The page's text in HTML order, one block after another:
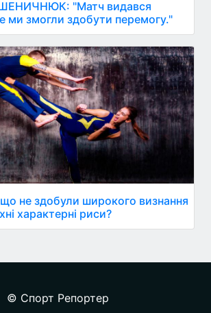
"Матч видався
ми змогли здобути перемогу."
не здобули широкого визнання
характерні риси?
© Спорт Репортер